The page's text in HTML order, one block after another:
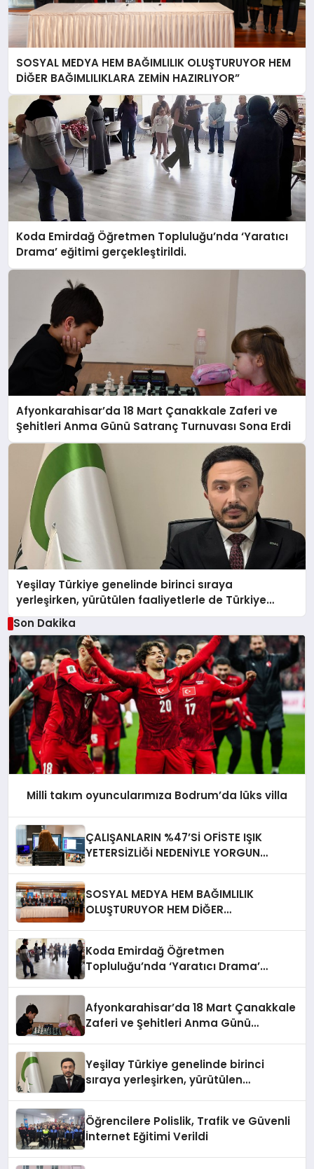
SOSYAL MEDYA HEM BAĞIMLILIK OLUŞTURUYOR HEM
DİĞER BAĞIMLILIKLARA ZEMİN HAZIRLIYOR”
Koda Emirdağ Öğretmen Topluluğu’nda ‘Yaratıcı
Drama’ eğitimi gerçekleştirildi.
Afyonkarahisar’da 18 Mart Çanakkale Zaferi ve
Şehitleri Anma Günü Satranç Turnuvası Sona Erdi
Yeşilay Türkiye genelinde birinci sıraya
yerleşirken, yürütülen faaliyetlerle de Türkiye
üçüncüsü oldu.
Son Dakika
Milli takım oyuncularımıza Bodrum’da lüks villa
ÇALIŞANLARIN %47’Sİ OFİSTE IŞIK
YETERSİZLİĞİ NEDENİYLE YORGUN
SOSYAL MEDYA HEM BAĞIMLILIK
OLUŞTURUYOR HEM DİĞER
Koda Emirdağ Öğretmen
Topluluğu’nda ‘Yaratıcı Drama’
Afyonkarahisar’da 18 Mart Çanakkale
Zaferi ve Şehitleri Anma Günü
Yeşilay Türkiye genelinde birinci
sıraya yerleşirken, yürütülen
Öğrencilere Polislik, Trafik ve Güvenli
İnternet Eğitimi Verildi